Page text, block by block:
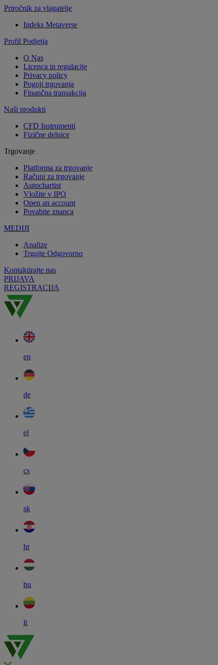
Priročnik za vlagatelje
Indeks Metaverse
Profil Podjetja
O Nas
Licenca in regulacije
Privacy policy
Pogoji trgovanja
Finančna transakcija
Naši produkti
CFD Instrumenti
Fizične delnice
Trgovanje
Platforma za trgovanje
Računi za trgovanje
Autochartist
Vložite v IPO
Open an account
Povabite znanca
MEDIJI
Analize
Trgujte Odgovorno
Kontaktirajte nas
PRIJAVA
REGISTRACIJA
en
de
el
cs
sk
hr
hu
lt